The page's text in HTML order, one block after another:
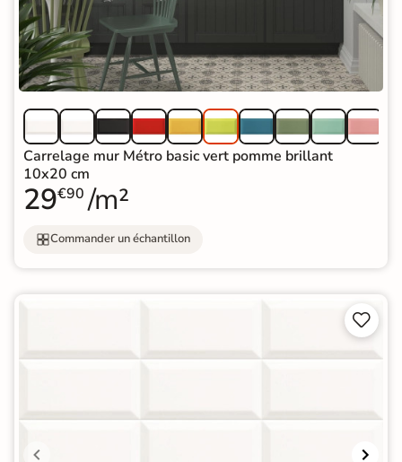
Carrelage mur Métro basic vert pomme brillant
10x20 cm
29€90 /m²
Commander un échantillon

